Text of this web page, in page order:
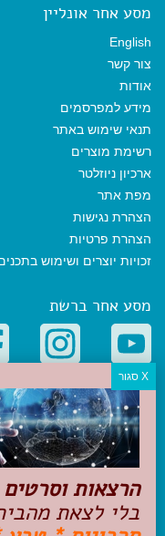
מסע אחר אונליין
English
צור קשר
אודות
מידע למפרסמים
תנאי שימוש באתר
רשימת מוצרים
ארכיון ניוזלטר
מפת אתר
הצהרת נגישות
הצהרת פרטיות
זכויות יוצרים ושימוש
מסע אחר ברשת
קטגוריות פופולריות
יעדים
טיולים בישראל
מלונות בוטיק בישראל
טיפים והמלצות
הכנות לנסיעה
הרצאות
בלי לצאת